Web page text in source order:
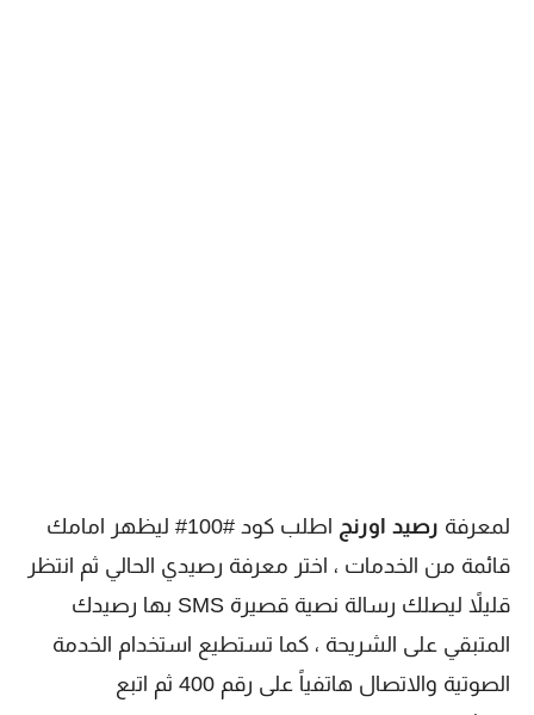
لمعرفة رصيد اورنج
اطلب كود #100# ليظهر امامك
قائمة من الخدمات ، اختر معرفة رصيدي الحالي ثم انتظر
قليلاً ليصلك رسالة نصية قصيرة SMS بها رصيدك
المتبقي على الشريحة ، كما تستطيع استخدام الخدمة
الصوتية والاتصال هاتفياً على رقم 400 ثم اتبع